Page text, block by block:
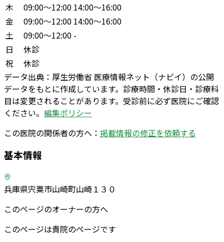
木
09:00〜12:00 14:00〜16:00
金
09:00〜12:00 14:00〜16:00
土
09:00〜12:00 -
日
休診
祝
休診
データ出典： 厚生労働省 医療情報ネット（ナビイ）の公開
データをもとに作成しています。診療時間・休診日・診療科
目は変更されることがあります。受診前に必ず医院にご確認
ください。 編集ポリシー
この医院の関係者の方へ： 掲載情報の修正を依頼する
基本情報
兵庫県宍粟市山崎町山崎１３０
このページのオーナーの方へ
このページは貴院のページです